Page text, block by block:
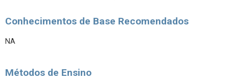
Conhecimentos de Base Recomendados
NA
Métodos de Ensino